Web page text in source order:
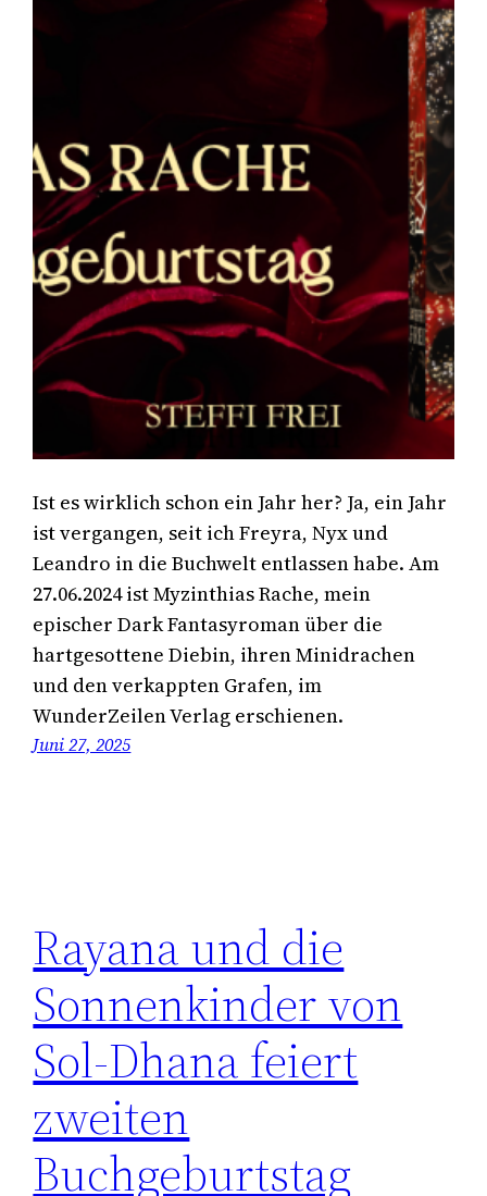
Ist es wirklich schon ein Jahr her? Ja, ein Jahr
ist vergangen, seit ich Freyra, Nyx und
Leandro in die Buchwelt entlassen habe. Am
27.06.2024 ist Myzinthias Rache, mein
epischer Dark Fantasyroman über die
hartgesottene Diebin, ihren Minidrachen
und den verkappten Grafen, im
WunderZeilen Verlag erschienen.
Juni 27, 2025
Rayana und die
Sonnenkinder von
Sol-Dhana feiert
zweiten
Buchgeburtstag